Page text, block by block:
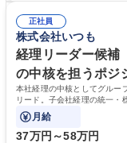
地域共創プロデューサー
管理経験 ■地域事業や一次産業支援
院 大学 高専 短大 専修学
正社員
株式会社いつも
経理リーダー候補
の中核を担うポジ
本社経理の中核としてグルー
リード。子会社経理の統一・
する役割を担います。
月給
37万円～58万円